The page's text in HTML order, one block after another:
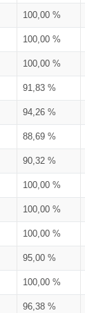
100,00 %
100,00 %
100,00 %
91,83 %
94,26 %
88,69 %
90,32 %
100,00 %
100,00 %
100,00 %
95,00 %
100,00 %
96,38 %